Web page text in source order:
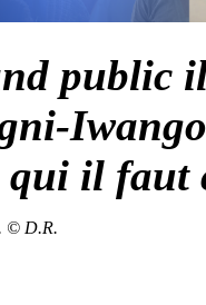
public
qui il faut
© D.R.